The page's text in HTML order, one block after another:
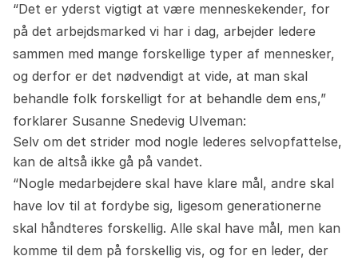
“Det er yderst vigtigt at være menneskekender, for
på det arbejdsmarked vi har i dag, arbejder ledere
sammen med mange forskellige typer af mennesker,
og derfor er det nødvendigt at vide, at man skal
behandle folk forskelligt for at behandle dem ens,”
forklarer Susanne Snedevig Ulveman:
Selv om det strider mod nogle lederes selvopfattelse,
kan de altså ikke gå på vandet.
“Nogle medarbejdere skal have klare mål, andre skal
have lov til at fordybe sig, ligesom generationerne
skal håndteres forskellig. Alle skal have mål, men kan
komme til dem på forskellig vis, og for en leder, der